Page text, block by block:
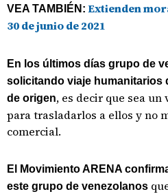
VEA TAMBIÉN: Extienden
30 de junio de 2021
En los últimos días grupo de
solicitando viaje humanitarios
de origen, es decir que sea
para trasladarlos a ellos y no
comercial.
El Movimiento ARENA
este grupo de venezolanos